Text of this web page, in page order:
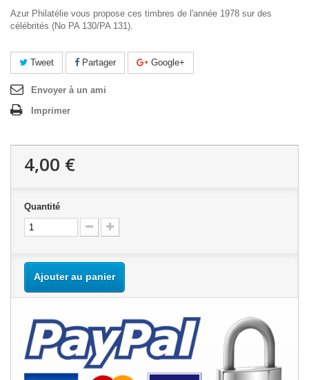
Azur Philatélie vous propose ces timbres de l'année 1978 sur des
célébrités (No PA 130/PA 131).
Tweet Partager Google+
Envoyer à un ami
Imprimer
4,00 €
Quantité
Ajouter au panier